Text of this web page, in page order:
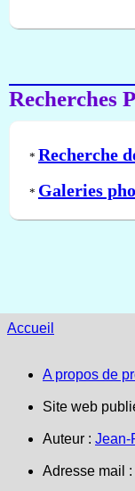
Recherches
* Recherche
* Galeries
Accueil
A propos de
Site web
Auteur : Jean-
Adresse mail :